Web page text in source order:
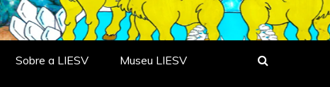
Sobre a LIESV Museu LIESV